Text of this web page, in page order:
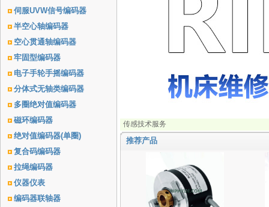
伺服UVW信号编码器
半空心轴编码器
空心贯通轴编码器
牢固型编码器
电子手轮手摇编码器
分体式无轴类编码器
多圈绝对值编码器
磁环编码器
绝对值编码器(单圈)
复合码编码器
拉绳编码器
仪器仪表
编码器联轴器
传感技术服务
推荐产品